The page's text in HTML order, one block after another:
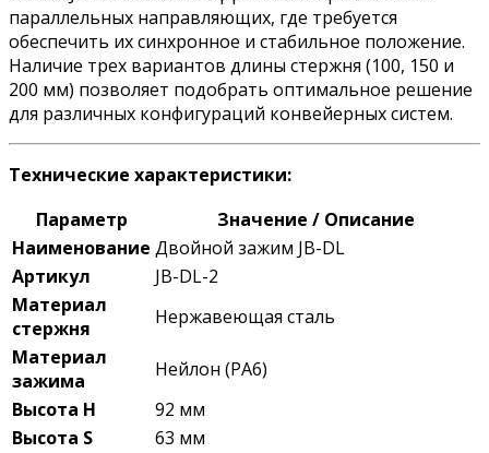
параллельных направляющих, где требуется
обеспечить их синхронное и стабильное положение.
Наличие трех вариантов длины стержня (100, 150 и
200 мм) позволяет подобрать оптимальное решение
для различных конфигураций конвейерных систем.
Технические характеристики:
Параметр
Значение / Описание
Наименование Двойной зажим JB-DL
Артикул
JB-DL-2
Материал
стержня
Нержавеющая сталь
Материал
зажима
Нейлон (PA6)
Высота H
92 мм
Высота S
63 мм